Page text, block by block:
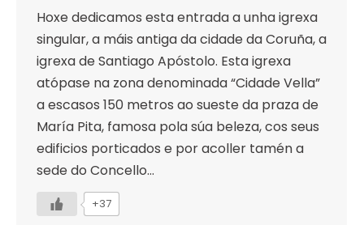
Hoxe dedicamos esta entrada a unha igrexa
singular, a máis antiga da cidade da Coruña, a
igrexa de Santiago Apóstolo. Esta igrexa
atópase na zona denominada “Cidade Vella”
a escasos 150 metros ao sueste da praza de
María Pita, famosa pola súa beleza, cos seus
edificios porticados e por acoller tamén a
sede do Concello…
+37